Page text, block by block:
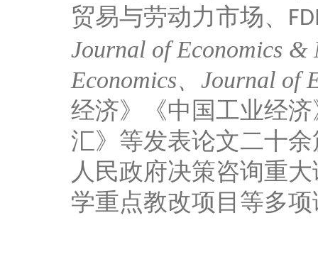
贸易与劳动力市场、
Journal of Economics &
Economics、 Journal of
经济》《中国工业经
汇》等发表论文二十
人民政府决策咨询重
学重点教改项目等多